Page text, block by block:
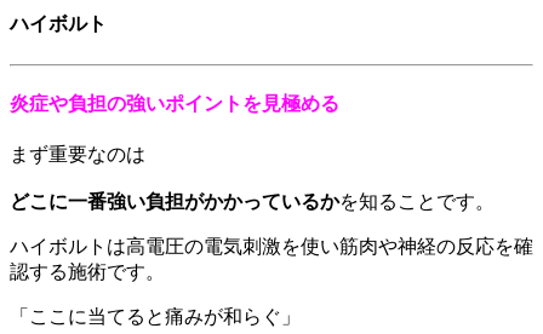
ハイボルト
炎症や負担の強いポイントを見極める
まず重要なのは
どこに一番強い負担がかかっているかを知ることです。
ハイボルトは高電圧の電気刺激を使い筋肉や神経の反応を確
認する施術です。
「ここに当てると痛みが和らぐ」